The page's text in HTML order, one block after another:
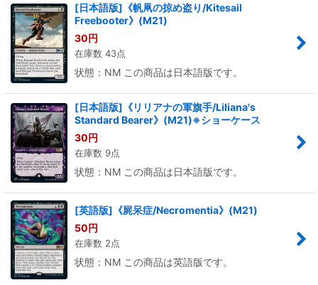
[日本語版]《帆凧の掠め盗り/Kitesail
Freebooter》(M21)
30円
在庫数 43点
状態：NM この商品は日本語版です。
[日本語版]《リリアナの軍旗手/Liliana's
Standard Bearer》(M21)※ショーケース
30円
在庫数 9点
状態：NM この商品は日本語版です。
[英語版]《屍呆症/Necromentia》(M21)
50円
在庫数 2点
状態：NM この商品は英語版です。